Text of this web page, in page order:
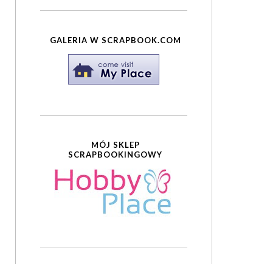
GALERIA W SCRAPBOOK.COM
MÓJ SKLEP
SCRAPBOOKINGOWY